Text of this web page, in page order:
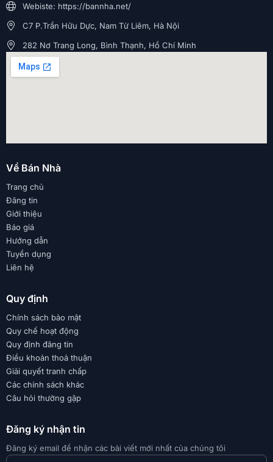
Webiste: https://bannha.net/
C7 P.Trần Hữu Dực, Nam Từ Liêm, Hà Nội
282 Nơ Trang Long, Bình Thạnh, Hồ Chí Minh
Về Bán Nhà
Trang chủ
Đăng tin
Giới thiệu
Báo giá
Hướng dẫn
Tuyển dụng
Liên hệ
Quy định
Chính sách bảo mật
Quy chế hoạt động
Quy định đăng tin
Điều khoản thoả thuận
Giải quyết tranh chấp
Các chính sách khác
Câu hỏi thường gặp
Đăng ký nhận tin
Đăng ký email để nhận các bài viết mới nhất của chúng tôi